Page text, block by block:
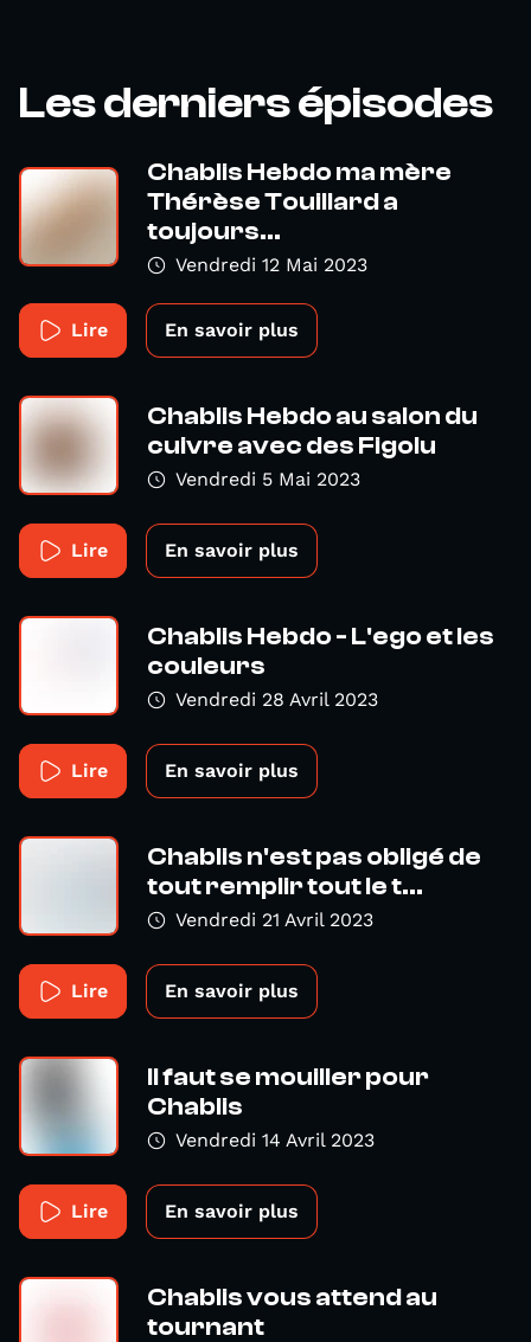
Les derniers épisodes
Chablis Hebdo ma mère
Thérèse Touillard a
toujours...
Vendredi 12 Mai 2023
Lire En savoir plus
Chablis Hebdo au salon du
cuivre avec des Figolu
Vendredi 5 Mai 2023
Lire En savoir plus
Chablis Hebdo - L'ego et les
couleurs
Vendredi 28 Avril 2023
Lire En savoir plus
Chablis n'est pas obligé de
tout remplir tout le t...
Vendredi 21 Avril 2023
Lire En savoir plus
Il faut se mouiller pour
Chablis
Vendredi 14 Avril 2023
Lire En savoir plus
Chablis vous attend au
tournant